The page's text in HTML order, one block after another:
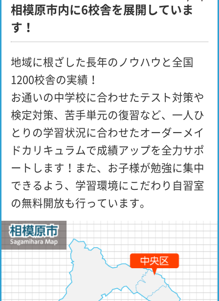
相模原市内に6校舎を展開していま
す！
地域に根ざした長年のノウハウと全国
1200校舎の実績！
お通いの中学校に合わせたテスト対策や
検定対策、苦手単元の復習など、一人ひ
とりの学習状況に合わせたオーダーメイ
ドカリキュラムで成績アップを全力サポ
ートします！また、お子様が勉強に集中
できるよう、学習環境にこだわり自習室
の無料開放も行っています。